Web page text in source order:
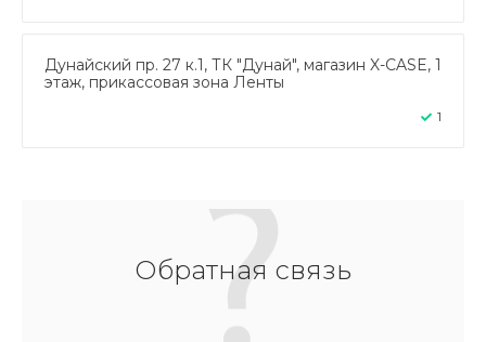
Дунайский пр. 27 к.1, ТК "Дунай", магазин X-CASE, 1
этаж, прикассовая зона Ленты
1
Обратная связь